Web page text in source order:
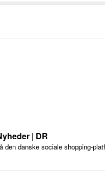
| DR
den danske sociale shopping-